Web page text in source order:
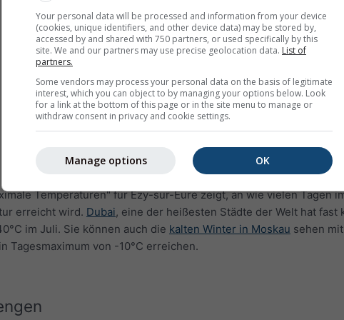
Temperaturen" für Ézy-sur-Eure zeigt, an wie vielen Tagen
erreicht wird. Dubai, eine der heißesten Städte der Welt hat fast
im Juli. Sie können auch die kalten Winter in Moskau sehen
Tagesmaximum von -10°C erreichen.
Your personal data will be processed and information from your device
(cookies, unique identifiers, and other device data) may be stored by,
accessed by and shared with 750 partners, or used specifically by this
site. We and our partners may use precise geolocation data. List of
partners.
Some vendors may process your personal data on the basis of legitimate
interest, which you can object to by managing your options below. Look
for a link at the bottom of this page or in the site menu to manage or
withdraw consent in privacy and cookie settings.
OK
Manage options